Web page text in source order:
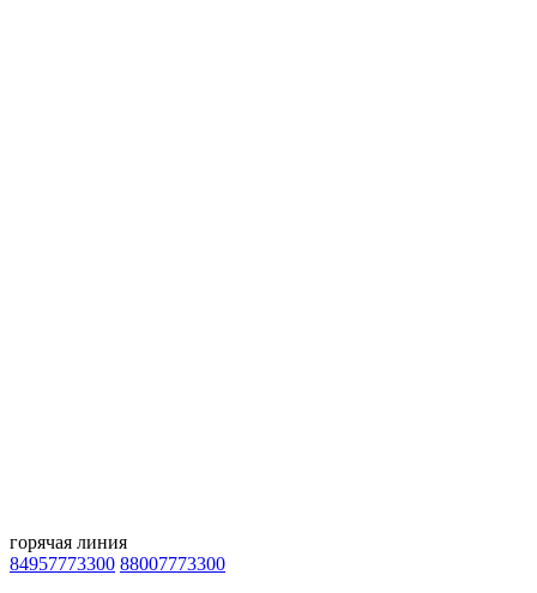
горячая линия
84957773300 88007773300